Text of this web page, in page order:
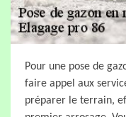
Pour une pose de
faire appel aux
préparer le terrain,